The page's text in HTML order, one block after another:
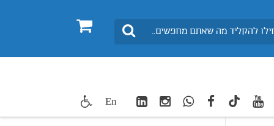
0 חיפוש
youtube
TikTok
facebook
WhatsApp
Instagram
LinkedIn
En